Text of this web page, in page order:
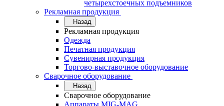
четырехстоечных подъемников
Рекламная продукция
Назад
Рекламная продукция
Одежда
Печатная продукция
Сувенирная продукция
Торгово-выставочное оборудование
Сварочное оборудование
Назад
Сварочное оборудование
Аппараты MIG-MAG